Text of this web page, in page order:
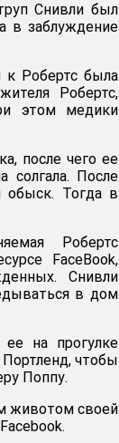
Снивли был
в заблуждение
к Робертс была
Робертс,
этом медики
после чего ее
солгала. После
обыск. Тогда в
Робертс
FaceBook,
Снивли
в дом
на прогулке
чтобы
Поппу.
животом своей